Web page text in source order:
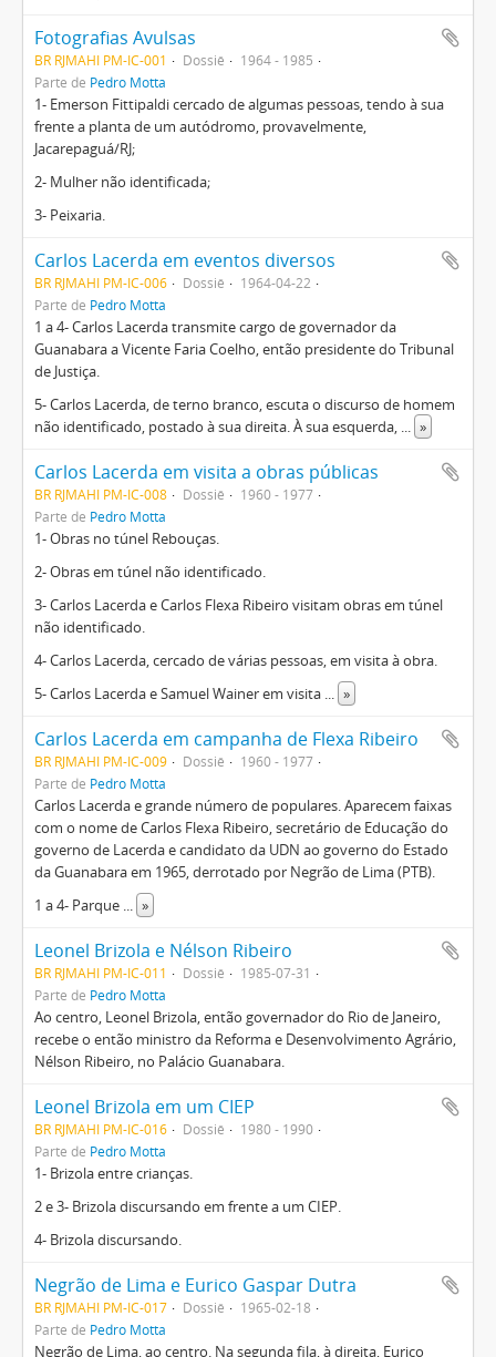
Fotografias Avulsas
BR RJMAHI PM-IC-001 Dossiê
1964 - 1985
Parte de Pedro Motta
1- Emerson Fittipaldi cercado de algumas pessoas, tendo à sua
frente a planta de um autódromo, provavelmente,
Jacarepaguá/RJ;
2- Mulher não identificada;
3- Peixaria.
Carlos Lacerda em eventos diversos
BR RJMAHI PM-IC-006 Dossiê
1964-04-22
Parte de Pedro Motta
1 a 4- Carlos Lacerda transmite cargo de governador da
Guanabara a Vicente Faria Coelho, então presidente do Tribunal
de Justiça.
5- Carlos Lacerda, de terno branco, escuta o discurso de homem
não identificado, postado à sua direita. À sua esquerda, ... »
Carlos Lacerda em visita a obras públicas
BR RJMAHI PM-IC-008 Dossiê
1960 - 1977
Parte de Pedro Motta
1- Obras no túnel Rebouças.
2- Obras em túnel não identificado.
3- Carlos Lacerda e Carlos Flexa Ribeiro visitam obras em túnel
não identificado.
4- Carlos Lacerda, cercado de várias pessoas, em visita à obra.
5- Carlos Lacerda e Samuel Wainer em visita ... »
Carlos Lacerda em campanha de Flexa Ribeiro
BR RJMAHI PM-IC-009 Dossiê
1960 - 1977
Parte de Pedro Motta
Carlos Lacerda e grande número de populares. Aparecem faixas
com o nome de Carlos Flexa Ribeiro, secretário de Educação do
governo de Lacerda e candidato da UDN ao governo do Estado
da Guanabara em 1965, derrotado por Negrão de Lima (PTB).
1 a 4- Parque ... »
Leonel Brizola e Nélson Ribeiro
BR RJMAHI PM-IC-011 Dossiê
1985-07-31
Parte de Pedro Motta
Ao centro, Leonel Brizola, então governador do Rio de Janeiro,
recebe o então ministro da Reforma e Desenvolvimento Agrário,
Nélson Ribeiro, no Palácio Guanabara.
Leonel Brizola em um CIEP
BR RJMAHI PM-IC-016 Dossiê
1980 - 1990
Parte de Pedro Motta
1- Brizola entre crianças.
2 e 3- Brizola discursando em frente a um CIEP.
4- Brizola discursando.
Negrão de Lima e Eurico Gaspar Dutra
BR RJMAHI PM-IC-017 Dossiê
1965-02-18
Parte de Pedro Motta
Negrão de Lima, ao centro. Na segunda fila, à direita, Eurico